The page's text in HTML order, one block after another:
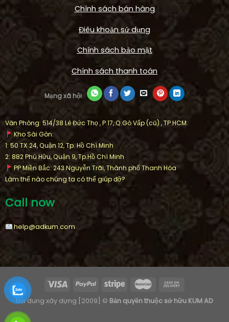
Chính sách bán hàng
Điêu khoản sử dụng
Chính sách bảo mật
Chính sách thanh toán
Mạng xã hội
Văn Phòng: 514/38 Lê Đức Thọ , P.17, Q.Gò Vấp (cũ) , TP.HCM.
Kho Sài Gòn:
1: 50 TX 24, Quận 12, Tp. Hồ Chí Minh
2: 882 Phú Hữu, Quận 9, Tp.Hồ Chí Minh
PP Miền Bắc: 243 Nguyễn Trãi, Thành phố Thanh Hóa
Làm thế nào chúng ta có thể giúp đỡ?
Call now
help@adkum.com
Nội dung xây dựng [2009] © Bản quyền thuộc sở hữu KUM AD